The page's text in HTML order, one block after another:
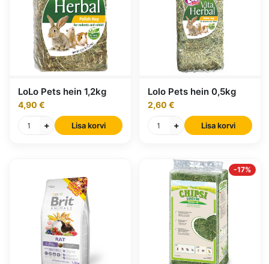
LoLo Pets hein 1,2kg
4,90 €
+
Lisa korvi
Lolo Pets hein 0,5kg
2,60 €
+
Lisa korvi
-17%